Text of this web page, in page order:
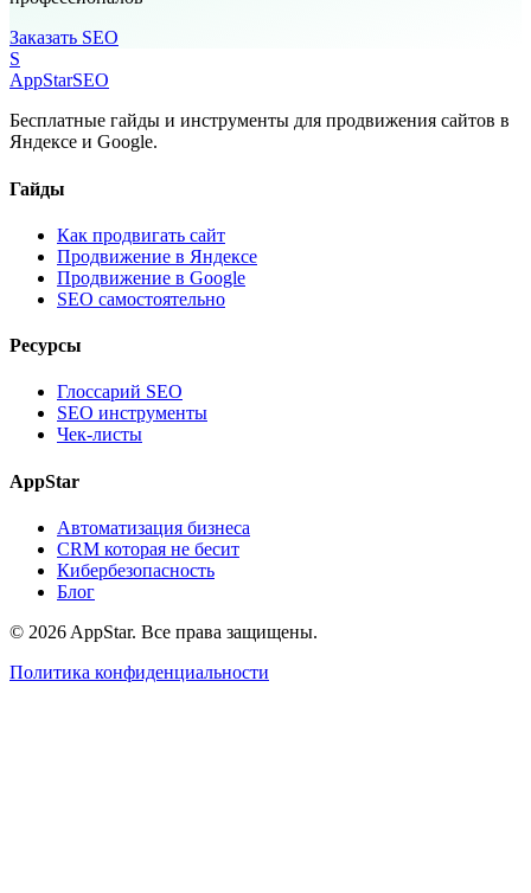
Заказать SEO
S
AppStarSEO
Бесплатные гайды и инструменты для продвижения сайтов в
Яндексе и Google.
Гайды
Как продвигать сайт
Продвижение в Яндексе
Продвижение в Google
SEO самостоятельно
Ресурсы
Глоссарий SEO
SEO инструменты
Чек-листы
AppStar
Автоматизация бизнеса
CRM которая не бесит
Кибербезопасность
Блог
© 2026 AppStar. Все права защищены.
Политика конфиденциальности